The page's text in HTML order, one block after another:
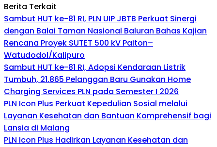
Berita Terkait
Sambut HUT ke-81 RI, PLN UIP JBTB Perkuat Sinergi
dengan Balai Taman Nasional Baluran Bahas Kajian
Rencana Proyek SUTET 500 kV Paiton–
Watudodol/Kalipuro
Sambut HUT ke-81 RI, Adopsi Kendaraan Listrik
Tumbuh, 21.865 Pelanggan Baru Gunakan Home
Charging Services PLN pada Semester I 2026
PLN Icon Plus Perkuat Kepedulian Sosial melalui
Layanan Kesehatan dan Bantuan Komprehensif bagi
Lansia di Malang
PLN Icon Plus Hadirkan Layanan Kesehatan dan